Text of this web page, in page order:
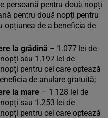
persoană pentru două nopți
pentru două nopți pentru
opțiunea de a beneficia de
la grădină – 1.077 lei de
sau 1.197 lei de
pentru cei care optează
de anulare gratuită;
la mare – 1.128 lei de
sau 1.253 lei de
pentru cei care optează